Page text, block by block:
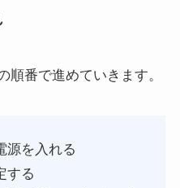
順番で進めていきます。
源を入れる
する